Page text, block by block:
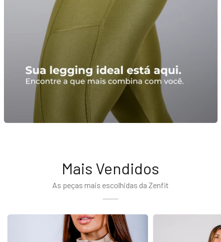
Mais Vendidos
As peças mais escolhidas da Zenfit